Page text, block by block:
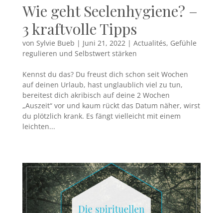
Wie geht Seelenhygiene? –
3 kraftvolle Tipps
von Sylvie Bueb | Juni 21, 2022| Actualités, Gefühle
regulieren und Selbstwert stärken
Kennst du das? Du freust dich schon seit Wochen
auf deinen Urlaub, hast unglaublich viel zu tun,
bereitest dich akribisch auf deine 2 Wochen
„Auszeit“ vor und kaum rückt das Datum näher, wirst
du plötzlich krank. Es fängt vielleicht mit einem
leichten...